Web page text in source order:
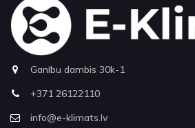
Ganību dambis 30k-1
+371 26122110
info@e-klimats.lv